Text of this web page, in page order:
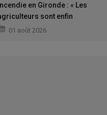
Incendie en Gironde : « Les
sont enfin
à reprendre le travail
01 août 2026